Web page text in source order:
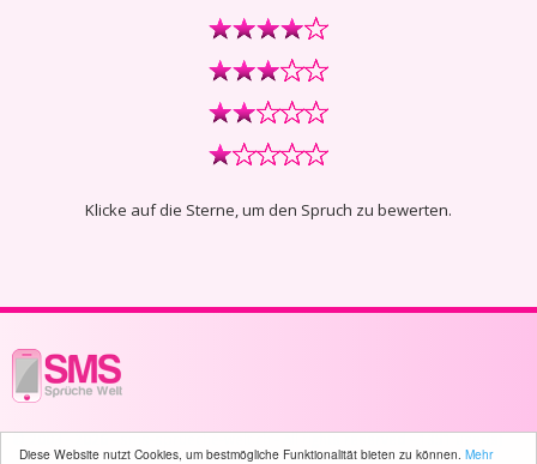
Diese Website nutzt Cookies, um bestmögliche Funktionalität bieten zu können. Mehr
Klicke auf die Sterne, um den Spruch zu bewerten.
© 2003 - 2026 -sms-sprueche-welt.ch- All rights reserved -1351 user(s)